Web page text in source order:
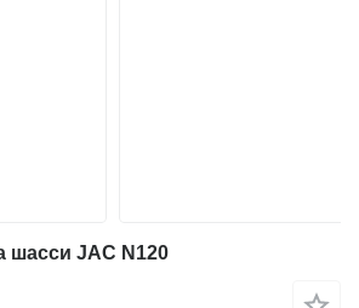
шасси JAC N120